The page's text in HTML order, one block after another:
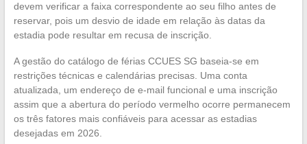
devem verificar a faixa correspondente ao seu filho antes de
reservar, pois um desvio de idade em relação às datas da
estadia pode resultar em recusa de inscrição.
A gestão do catálogo de férias CCUES SG baseia-se em
restrições técnicas e calendárias precisas. Uma conta
atualizada, um endereço de e-mail funcional e uma inscrição
assim que a abertura do período vermelho ocorre permanecem
os três fatores mais confiáveis para acessar as estadias
desejadas em 2026.